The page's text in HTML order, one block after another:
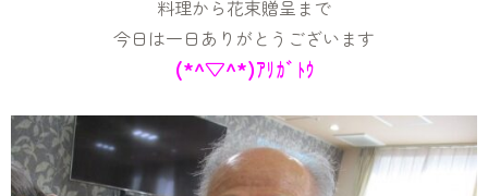
料理から花束贈呈まで
今日は一日ありがとうございます
(*^▽^*)ｱﾘｶﾞﾄｳ